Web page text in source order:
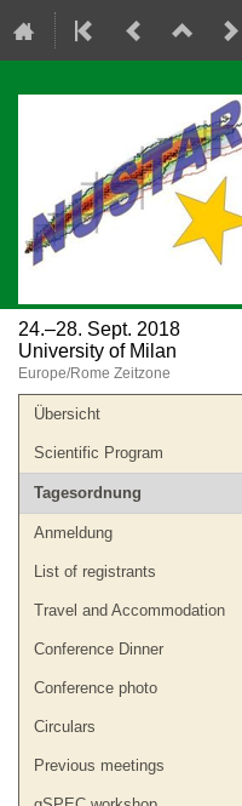
24.–28. Sept. 2018
University of Milan
Europe/Rome Zeitzone
Veranstaltungsmenü
Übersicht
Scientific Program
Tagesordnung
Anmeldung
List of registrants
Travel and Accommodation
Conference Dinner
Conference photo
Circulars
Previous meetings